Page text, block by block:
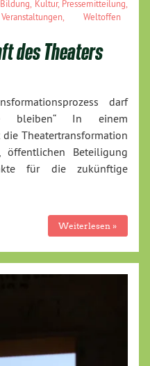
Bildung Kultur, Pressemitteilung
Veranstaltungen
Weltoffen
des Theaters
darf
bleiben“ In einem
Theatertransformation
Beteiligung
für die zukünftige
Weiterlesen »